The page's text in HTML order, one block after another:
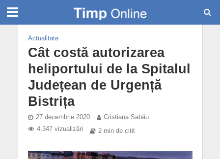
Actualitate
Cât costă autorizarea
heliportului de la Spitalul
Județean de Urgență
Bistrița
27 decembrie 2020
Cristiana Sabău
4.347 vizualizări
2 min de citit